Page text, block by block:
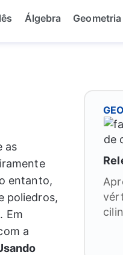
Álgebra Geometria
as
entanto,
poliedros,
. Em
a